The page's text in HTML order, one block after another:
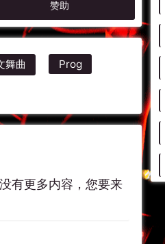
赞助
舞曲 Prog
有更多内容，您要来